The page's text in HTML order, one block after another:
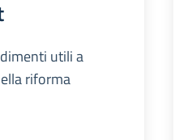
utili a
riforma